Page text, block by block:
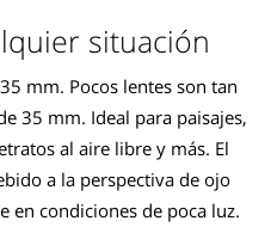
situación
mm. Pocos lentes son tan
35 mm. Ideal para paisajes,
al aire libre y más. El
a la perspectiva de ojo
en condiciones de poca luz.